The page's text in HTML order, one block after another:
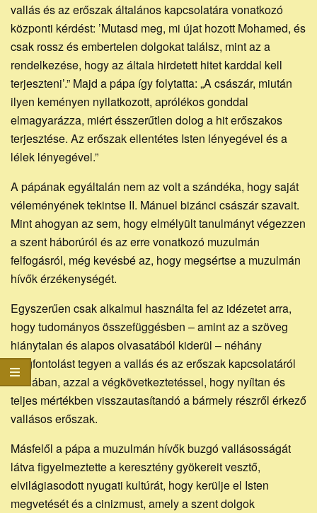
vallás és az erőszak általános kapcsolatára vonatkozó
központi kérdést: ’Mutasd meg, mi újat hozott Mohamed, és
csak rossz és embertelen dolgokat találsz, mint az a
rendelkezése, hogy az általa hirdetett hitet karddal kell
terjeszteni’.” Majd a pápa így folytatta: „A császár, miután
ilyen keményen nyilatkozott, aprólékos gonddal
elmagyarázza, miért ésszerűtlen dolog a hit erőszakos
terjesztése. Az erőszak ellentétes Isten lényegével és a
lélek lényegével.”
A pápának egyáltalán nem az volt a szándéka, hogy saját
véleményének tekintse II. Mánuel bizánci császár szavait.
Mint ahogyan az sem, hogy elmélyült tanulmányt végezzen
a szent háborúról és az erre vonatkozó muzulmán
felfogásról, még kevésbé az, hogy megsértse a muzulmán
hívők érzékenységét.
Egyszerűen csak alkalmul használta fel az idézetet arra,
hogy tudományos összefüggésben – amint az a szöveg
hiánytalan és alapos olvasatából kiderül – néhány
megfontolást tegyen a vallás és az erőszak kapcsolatáról
általában, azzal a végkövetkeztetéssel, hogy nyíltan és
teljes mértékben visszautasítandó a bármely részről érkező
vallásos erőszak.
Másfelől a pápa a muzulmán hívők buzgó vallásosságát
látva figyelmeztette a keresztény gyökereit vesztő,
elvilágiasodott nyugati kultúrát, hogy kerülje el Isten
megvetését és a cinizmust, amely a szent dolgok